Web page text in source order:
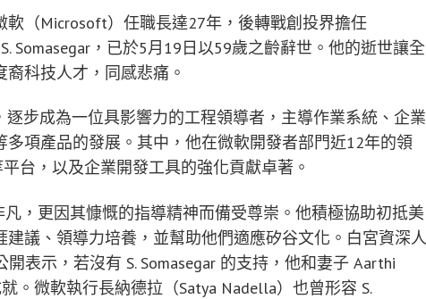
（Microsoft）任職長達27年，後轉戰創投界擔任
Somasegar，已於5月19日以59歲之齡辭世。他的逝世讓全
科技人才，同感悲痛。
逐步成為一位具影響力的工程領導者，主導作業系統、企業
項產品的發展。其中，他在微軟開發者部門近12年的領
台，以及企業開發工具的強化貢獻卓著。
凡，更因其慷慨的指導精神而備受尊崇。他積極協助初抵美
議、領導力培養，並幫助他們適應矽谷文化。白宮資深人
開表示，若沒有 S. Somasegar 的支持，他和妻子 Aarthi
。微軟執行長納德拉（Satya Nadella）也曾形容 S.